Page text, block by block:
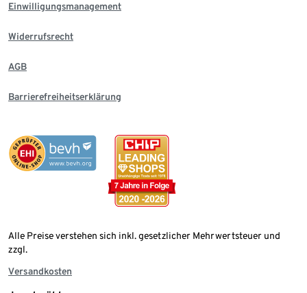
Einwilligungsmanagement
Widerrufsrecht
AGB
Barrierefreiheitserklärung
Alle Preise verstehen sich inkl. gesetzlicher Mehrwertsteuer und
zzgl.
Versandkosten